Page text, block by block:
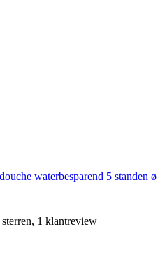
waterbesparend 5 standen ø
1 klantreview